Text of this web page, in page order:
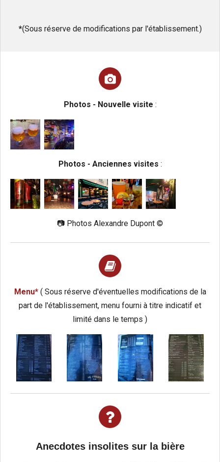
*(Sous réserve de modifications par l'établissement.)
Photos - Nouvelle visite :
Photos - Anciennes visites :
📷 Photos Alexandre Dupont ©️
Menu* ( Sous réserve d'éventuelles modifications de la
part de l'établissement, menu fourni à titre indicatif et
limité dans le temps )
Anecdotes insolites sur la bière